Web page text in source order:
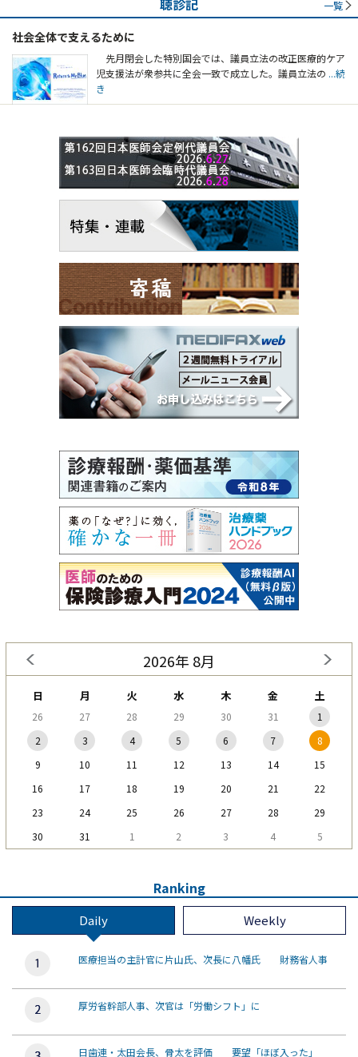
聴診記 一覧
社会全体で支えるために
先月閉会した特別国会では、議員立法の改正医療的ケア
児支援法が衆参共に全会一致で成立した。議員立法の ...続
き
2026年 8月
日 月 火 水 木 金 土
26 27 28 29 30 31
1
2
3 4 5 6 7
8
9
10 11 12 13 14
15
16
17 18 19 20 21
22
23
24 25 26 27 28
29
30
31 1 2 3 4 5
Ranking
Daily Weekly
医療担当の主計官に片山氏、次長に八幡氏 財務省人事
厚労省幹部人事、次官は「労働シフト」に
日歯連・太田会長、骨太を評価 要望「ほぼ入った」